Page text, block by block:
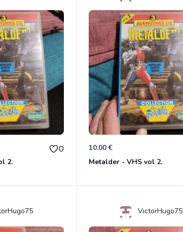
0
2.
10.00 €
Metalder - VHS vol 2.
VictorHugo75